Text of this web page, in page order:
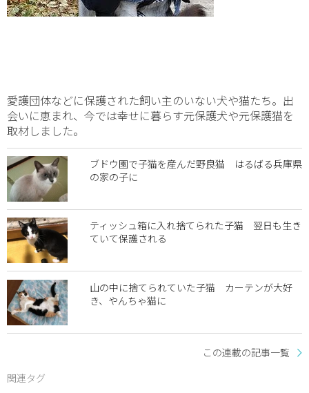
愛護団体などに保護された飼い主のいない犬や猫たち。出
会いに恵まれ、今では幸せに暮らす元保護犬や元保護猫を
取材しました。
ブドウ園で子猫を産んだ野良猫 はるばる兵庫県
の家の子に
ティッシュ箱に入れ捨てられた子猫 翌日も生き
ていて保護される
山の中に捨てられていた子猫 カーテンが大好
き、やんちゃ猫に
この連載の記事一覧
関連タグ